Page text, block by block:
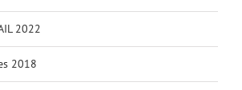
2022
2018